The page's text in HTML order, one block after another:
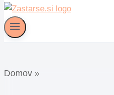
Domov »